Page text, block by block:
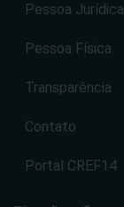
Pessoa Jurídica
Pessoa Física
Transparência
Contato
Portal CREF14